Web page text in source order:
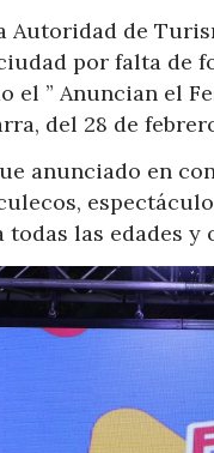
Autoridad de
por falta de
el ” Anuncian el
del 28 de
anunciado en
todas las edades